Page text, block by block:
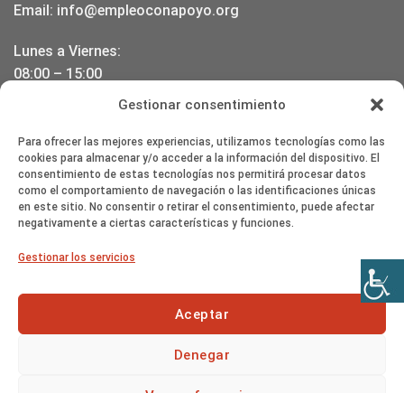
Gestionar consentimiento
Para ofrecer las mejores experiencias, utilizamos tecnologías como las
cookies para almacenar y/o acceder a la información del dispositivo. El
consentimiento de estas tecnologías nos permitirá procesar datos
como el comportamiento de navegación o las identificaciones únicas
en este sitio. No consentir o retirar el consentimiento, puede afectar
negativamente a ciertas características y funciones.
Gestionar los servicios
Aceptar
Denegar
Email: info@empleoconapoyo.org
Lunes a Viernes:
08:00 – 15:00
DONDE ESTAMOS
Estoy de acuerdo